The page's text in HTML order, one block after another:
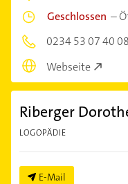
Geschlossen –
0234 53 07 40 08
Webseite
Riberger
LOGOPÄDIE
E-Mail